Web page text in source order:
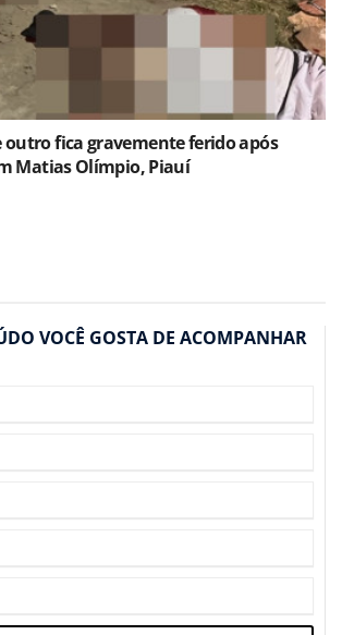
outro fica gravemente ferido após
Matias Olímpio, Piauí
VOCÊ GOSTA DE ACOMPANHAR